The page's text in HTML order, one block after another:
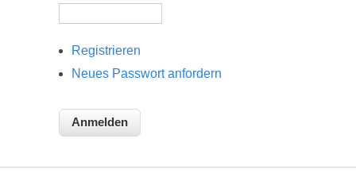
Registrieren
Neues Passwort anfordern